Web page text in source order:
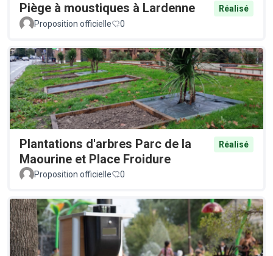
Piège à moustiques à Lardenne
Réalisé
Proposition officielle
0
Plantations d'arbres Parc de la
Maourine et Place Froidure
Réalisé
Proposition officielle 0